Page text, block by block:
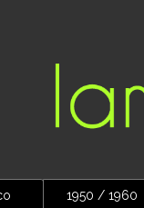
1950 / 1960